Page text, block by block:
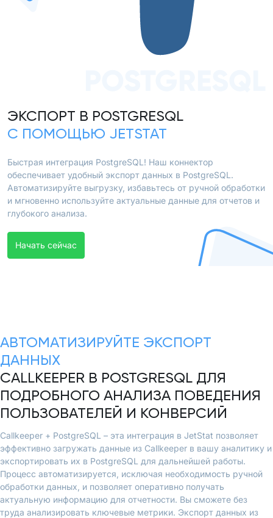
ЭКСПОРТ В POSTGRESQL
С ПОМОЩЬЮ JETSTAT
Быстрая интеграция PostgreSQL! Наш коннектор
обеспечивает удобный экспорт данных в PostgreSQL.
Автоматизируйте выгрузку, избавьтесь от ручной обработки
и мгновенно используйте актуальные данные для отчетов и
глубокого анализа.
Начать сейчас
АВТОМАТИЗИРУЙТЕ ЭКСПОРТ
ДАННЫХ
CALLKEEPER В POSTGRESQL ДЛЯ
ПОДРОБНОГО АНАЛИЗА ПОВЕДЕНИЯ
ПОЛЬЗОВАТЕЛЕЙ И КОНВЕРСИЙ
Callkeeper + PostgreSQL – эта интеграция в JetStat позволяет
эффективно загружать данные из Callkeeper в вашу аналитику и
экспортировать их в PostgreSQL для дальнейшей работы.
Процесс автоматизируется, исключая необходимость ручной
обработки данных, и позволяет оперативно получать
актуальную информацию для отчетности. Вы сможете без
труда анализировать ключевые метрики. Экспорт данных из